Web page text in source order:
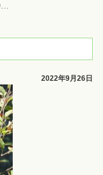
…
2022年9月26日